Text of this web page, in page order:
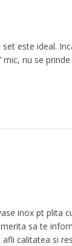
este ideal.
mic, nu se
inox pt plita
sa te
calitatea si